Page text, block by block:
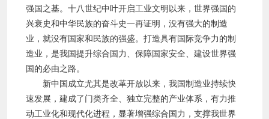
强国之基。十八世纪中叶开启工业文明以来，世界强国的
兴衰史和中华民族的奋斗史一再证明，没有强大的制造
业，就没有国家和民族的强盛。打造具有国际竞争力的制
造业，是我国提升综合国力、保障国家安全、建设世界强
国的必由之路。
新中国成立尤其是改革开放以来，我国制造业持续快
速发展，建成了门类齐全、独立完整的产业体系，有力推
动工业化和现代化进程，显著增强综合国力，支撑我世界